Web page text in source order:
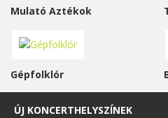
Mulató Aztékok
Gépfolklór
ÚJ KONCERTHELYSZÍNEK